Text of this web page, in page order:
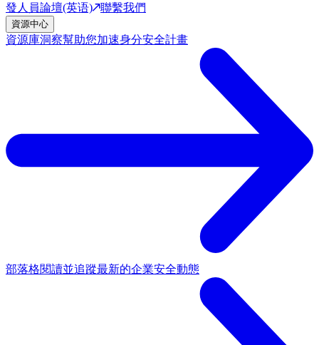
發人員論壇(英语)
聯繫我們
資源中心
資源庫洞察幫助您加速身分安全計畫
部落格閱讀並追蹤最新的企業安全動態